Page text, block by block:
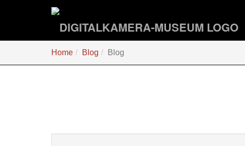
sind
Home Blog Blog